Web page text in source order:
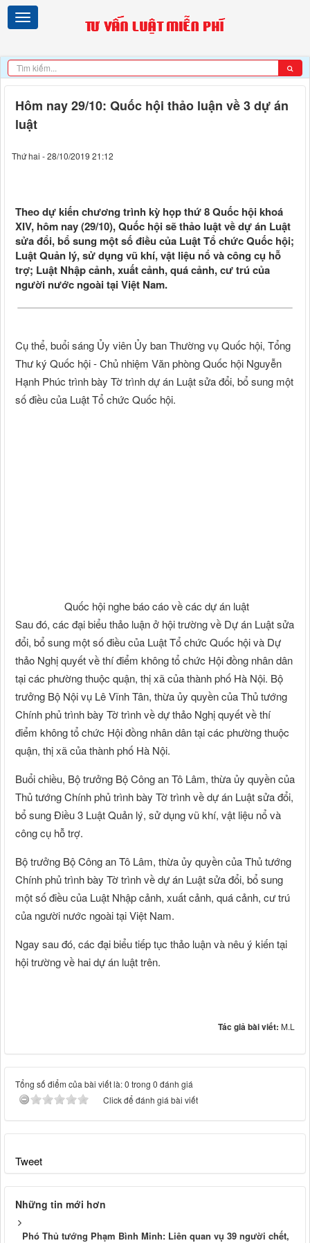
Hôm nay 29/10: Quốc hội thảo luận về 3 dự án
luật
Thứ hai - 28/10/2019 21:12
Theo dự kiến chương trình kỳ họp thứ 8 Quốc hội khoá
XIV, hôm nay (29/10), Quốc hội sẽ thảo luật về dự án Luật
sửa đổi, bổ sung một số điều của Luật Tổ chức Quốc hội;
Luật Quản lý, sử dụng vũ khí, vật liệu nổ và công cụ hỗ
trợ; Luật Nhập cảnh, xuất cảnh, quá cảnh, cư trú của
người nước ngoài tại Việt Nam.
Cụ thể, buổi sáng Ủy viên Ủy ban Thường vụ Quốc hội, Tổng
Thư ký Quốc hội - Chủ nhiệm Văn phòng Quốc hội Nguyễn
Hạnh Phúc trình bày Tờ trình dự án Luật sửa đổi, bổ sung một
số điều của Luật Tổ chức Quốc hội.
Quốc hội nghe báo cáo về các dự án luật
Sau đó, các đại biểu thảo luận ở hội trường về Dự án Luật sửa
đổi, bổ sung một số điều của Luật Tổ chức Quốc hội và Dự
thảo Nghị quyết về thí điểm không tổ chức Hội đồng nhân dân
tại các phường thuộc quận, thị xã của thành phố Hà Nội. Bộ
trưởng Bộ Nội vụ Lê Vĩnh Tân, thừa ủy quyền của Thủ tướng
Chính phủ trình bày Tờ trình về dự thảo Nghị quyết về thí
điểm không tổ chức Hội đồng nhân dân tại các phường thuộc
quận, thị xã của thành phố Hà Nội.
Buổi chiều, Bộ trưởng Bộ Công an Tô Lâm, thừa ủy quyền của
Thủ tướng Chính phủ trình bày Tờ trình về dự án Luật sửa đổi,
bổ sung Điều 3 Luật Quản lý, sử dụng vũ khí, vật liệu nổ và
công cụ hỗ trợ.
Bộ trưởng Bộ Công an Tô Lâm, thừa ủy quyền của Thủ tướng
Chính phủ trình bày Tờ trình về dự án Luật sửa đổi, bổ sung
một số điều của Luật Nhập cảnh, xuất cảnh, quá cảnh, cư trú
của người nước ngoài tại Việt Nam.
Ngay sau đó, các đại biểu tiếp tục thảo luận và nêu ý kiến tại
hội trường về hai dự án luật trên.
Tác giả bài viết: M.L
Tổng số điểm của bài viết là: 0 trong 0 đánh giá
Click để đánh giá bài viết
Tweet
Những tin mới hơn
Phó Thủ tướng Phạm Bình Minh: Liên quan vụ 39 người chết,